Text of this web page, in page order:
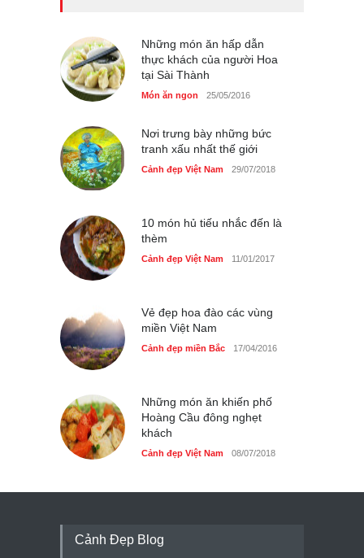
Cảnh đẹp Việt Nam 25/04/2020
Những món ăn hấp dẫn
thực khách của người Hoa
tại Sài Thành
Món ăn ngon 25/05/2016
Nơi trưng bày những bức
tranh xấu nhất thế giới
Cảnh đẹp Việt Nam 29/07/2018
10 món hủ tiếu nhắc đến là
thèm
Cảnh đẹp Việt Nam 11/01/2017
Vẻ đẹp hoa đào các vùng
miền Việt Nam
Cảnh đẹp miền Bắc 17/04/2016
Những món ăn khiến phố
Hoàng Cầu đông nghẹt
khách
Cảnh đẹp Việt Nam 08/07/2018
Cảnh Đẹp Blog